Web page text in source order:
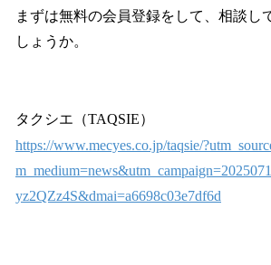
まずは無料の会員登録をして、相談し
しょうか。
タクシエ（TAQSIE）
https://www.mecyes.co.jp/taqsie/
yz2QZz4S&dmai=a6698c03e7df6d